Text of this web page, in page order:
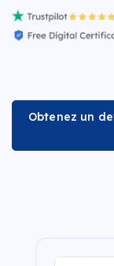
Obtenez un